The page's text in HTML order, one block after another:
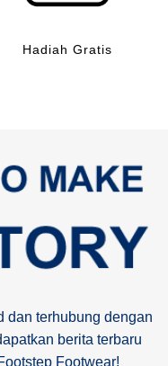
Hadiah Gratis
dan terhubung dengan
berita terbaru
Footwear!